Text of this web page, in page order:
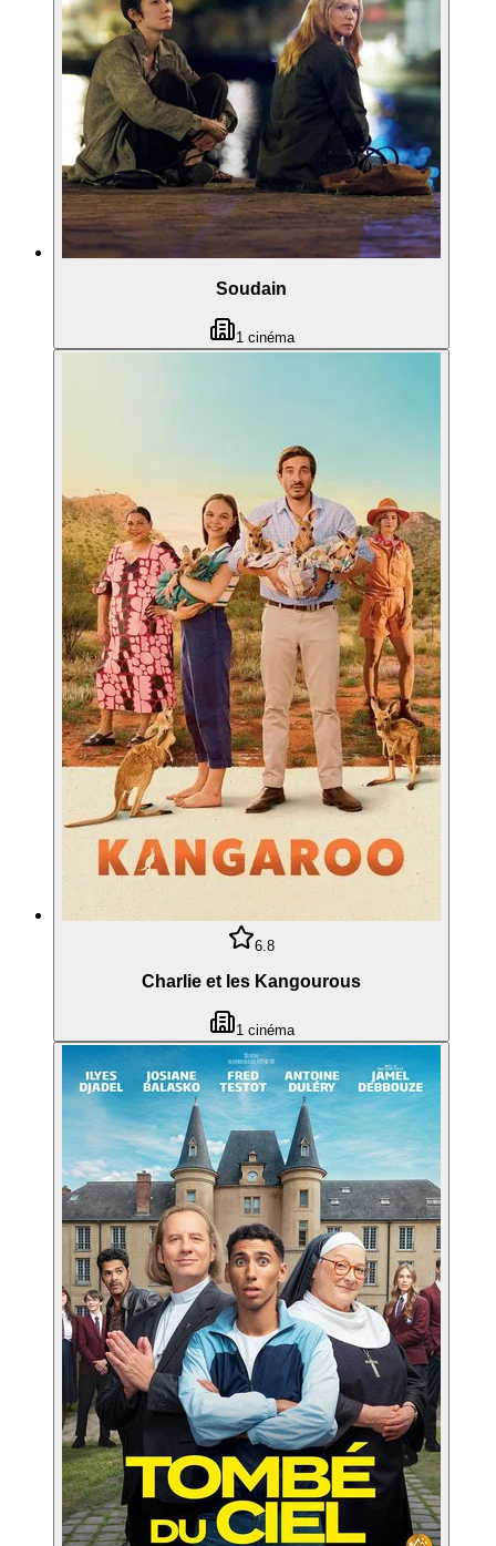
Soudain
1cinéma
6.8
Charlie et les Kangourous
1cinéma